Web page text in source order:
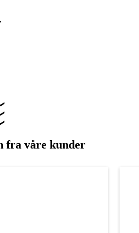
fra våre kunder